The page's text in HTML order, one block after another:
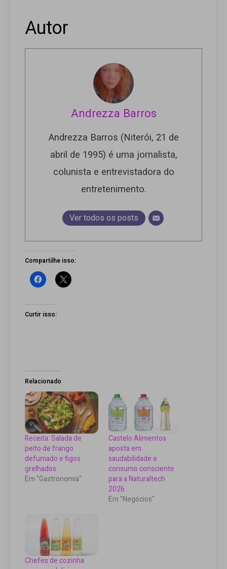
Autor
Andrezza Barros
Andrezza Barros (Niterói, 21 de
abril de 1995) é uma jornalista,
colunista e entrevistadora do
entretenimento.
Ver todos os posts
Compartilhe isso:
Curtir isso:
Relacionado
Receita: Salada de
peito de frango
defumado e figos
grelhados
Em "Gastronomia"
Castelo Alimentos
aposta em
saudabilidade e
consumo consciente
para a Naturaltech
2026
Em "Negócios"
Chefes de cozinha